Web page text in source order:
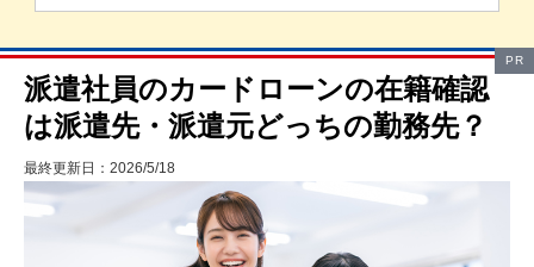
PR
派遣社員のカードローンの在籍確認
は派遣先・派遣元どっちの勤務先？
最終更新日：2026/5/18